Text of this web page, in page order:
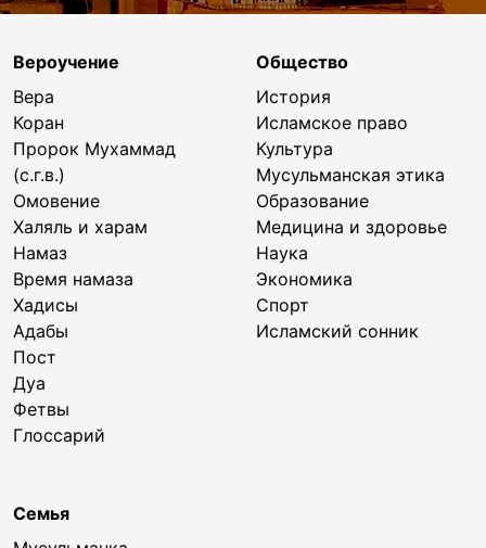
Вероучение
Вера
Коран
Пророк Мухаммад
(с.г.в.)
Омовение
Халяль и харам
Намаз
Время намаза
Хадисы
Адабы
Пост
Дуа
Фетвы
Глоссарий
Общество
История
Исламское право
Культура
Мусульманская этика
Образование
Медицина и здоровье
Наука
Экономика
Спорт
Исламский сонник
Семья